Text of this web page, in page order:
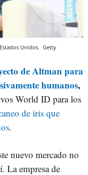
Unidos. Getty
de Altman para
humanos,
World ID para los
de iris que
.
nuevo mercado no
La empresa de